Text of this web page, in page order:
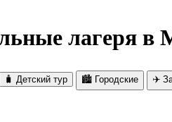
лагеря в
🧳 Детский тур 🏙️ Городские ✈️